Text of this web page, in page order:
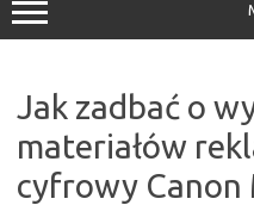
Jak zadbać o
materiałów
cyfrowy Canon